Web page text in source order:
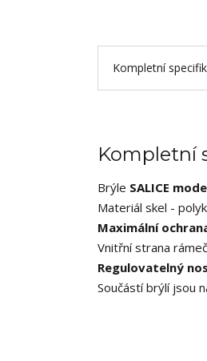
Kompletní
Kompletní
Brýle SALICE
Materiál skel -
Maximální
Vnitřní strana
Regulovatelný
Součástí brýlí jsou